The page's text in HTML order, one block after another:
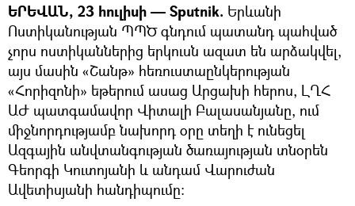
ԵՐԵՎԱՆ, 23 հուլիսի — Sputnik. Երևանի
Ոստիկանության ՊՊԾ գնդում պատանդ պահված
չորս ոստիկաններից երկուսն ազատ են արձակվել,
այս մասին «Շանթ» հեռուստաընկերության
«Հորիզոնի» եթերում ասաց Արցախի հերոս, ԼՂՀ
ԱԺ պատգամավոր Վիտալի Բալասանյանը, ում
միջնորդությամբ նախորդ օրը տեղի է ունեցել
Ազգային անվտանգության ծառայության տնօրեն
Գեորգի Կուտոյանի և անդամ Վարուժան
Ավետիսյանի հանդիպումը։